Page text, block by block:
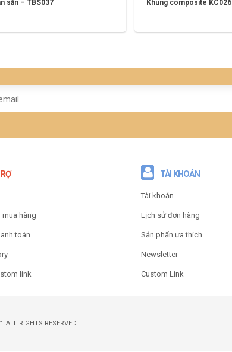
sẵn – TBS037 Khung composite KC026
hàng
toán
link
TÀI KHOẢN
Tài khoản
Lịch sử đơn hàng
Sản phẩn ưa thích
Newsletter
Custom Link
ALL RIGHTS RESERVED